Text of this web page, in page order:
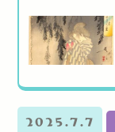
2025.7.7